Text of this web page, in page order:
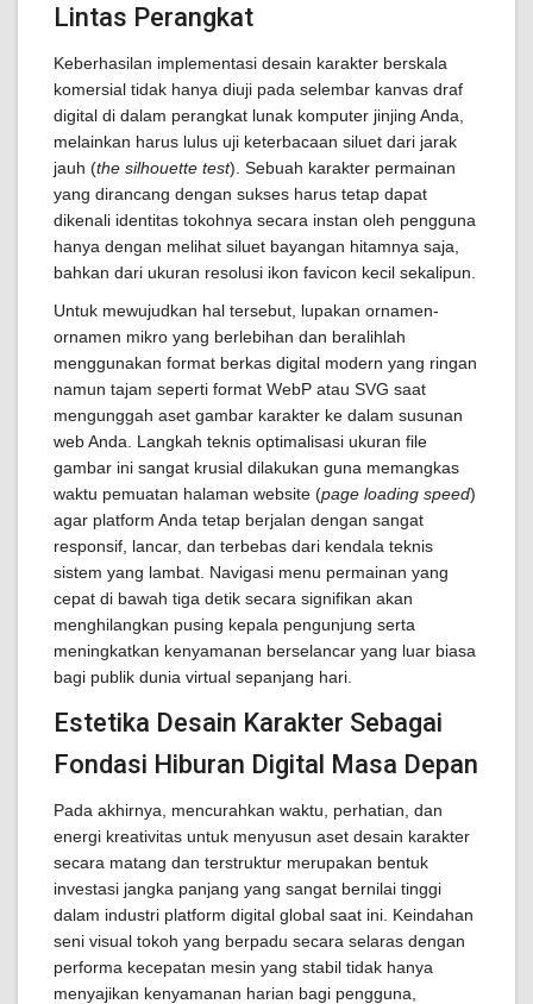
Lintas Perangkat
Keberhasilan implementasi desain karakter berskala
komersial tidak hanya diuji pada selembar kanvas draf
digital di dalam perangkat lunak komputer jinjing Anda,
melainkan harus lulus uji keterbacaan siluet dari jarak
jauh (the silhouette test). Sebuah karakter permainan
yang dirancang dengan sukses harus tetap dapat
dikenali identitas tokohnya secara instan oleh pengguna
hanya dengan melihat siluet bayangan hitamnya saja,
bahkan dari ukuran resolusi ikon favicon kecil sekalipun.
Untuk mewujudkan hal tersebut, lupakan ornamen-
ornamen mikro yang berlebihan dan beralihlah
menggunakan format berkas digital modern yang ringan
namun tajam seperti format WebP atau SVG saat
mengunggah aset gambar karakter ke dalam susunan
web Anda. Langkah teknis optimalisasi ukuran file
gambar ini sangat krusial dilakukan guna memangkas
waktu pemuatan halaman website (page loading speed)
agar platform Anda tetap berjalan dengan sangat
responsif, lancar, dan terbebas dari kendala teknis
sistem yang lambat. Navigasi menu permainan yang
cepat di bawah tiga detik secara signifikan akan
menghilangkan pusing kepala pengunjung serta
meningkatkan kenyamanan berselancar yang luar biasa
bagi publik dunia virtual sepanjang hari.
Estetika Desain Karakter Sebagai
Fondasi Hiburan Digital Masa Depan
Pada akhirnya, mencurahkan waktu, perhatian, dan
energi kreativitas untuk menyusun aset desain karakter
secara matang dan terstruktur merupakan bentuk
investasi jangka panjang yang sangat bernilai tinggi
dalam industri platform digital global saat ini. Keindahan
seni visual tokoh yang berpadu secara selaras dengan
performa kecepatan mesin yang stabil tidak hanya
menyajikan kenyamanan harian bagi pengguna,